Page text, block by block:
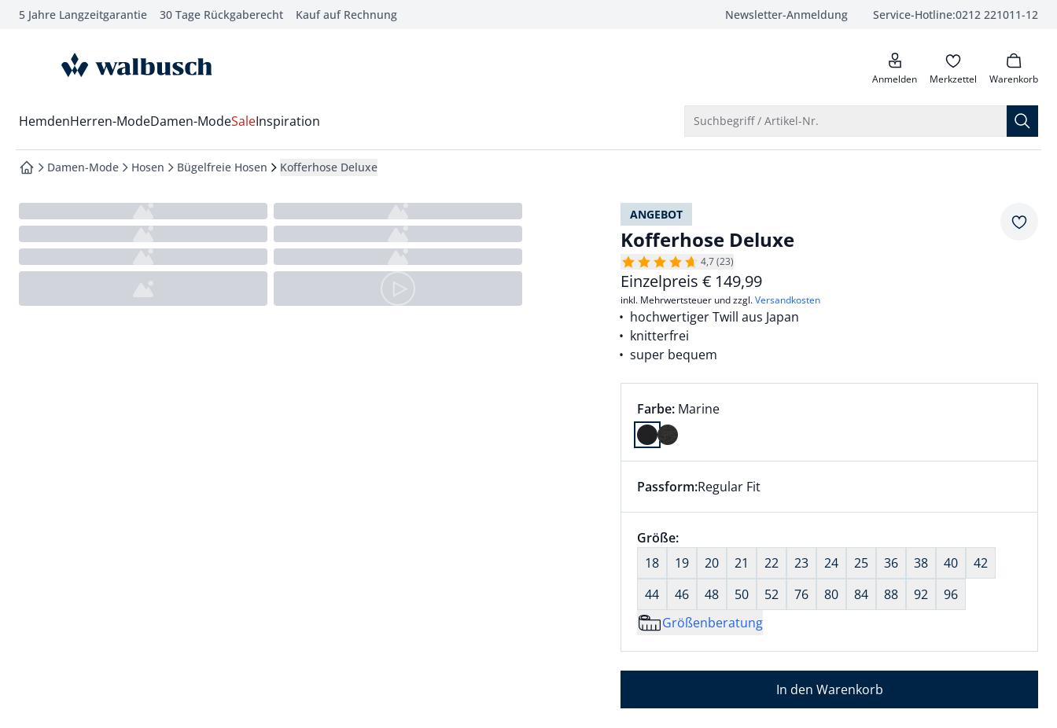
springen
springen
springen
5 Jahre Langzeitgarantie 30 Tage Rückgaberecht Kauf auf Rechnung Newsletter-Anmeldung Service-Hotline:0212 221011-12
anrufen
zur Startseite Anmelden Merkzettel Warenkorb
Wechsel in das Menü mit Pfeil-Runter Taste
HemdenHerren-ModeDamen-ModeSaleInspiration Suchbegriff / Artikel-Nr.
zur Startseite
Damen-Mode Hosen Bügelfreie Hosen Kofferhose Deluxe
ANGEBOT
Kofferhose Deluxe
4,7 (23)
Einzelpreis € 149,99
inkl. Mehrwertsteuer und zzgl.Versandkosten
hochwertiger Twill aus Japan
knitterfrei
super bequem
Farbauswahl:
Farbe: aktuell ausgewählt:
Marine
Farbe Marine ausgewählt
Dieser Artikel hat die Passform Regular Fit. für Informationen zu
Passform:Regular Fit
Größenauswahl:
Größe:nichts ausgewählt
18
19 20 21 22 23 24 25 36 38 40
42
44
46 48 50 52 76 80 84 88 92
96
Größenberatung
In den Warenkorb